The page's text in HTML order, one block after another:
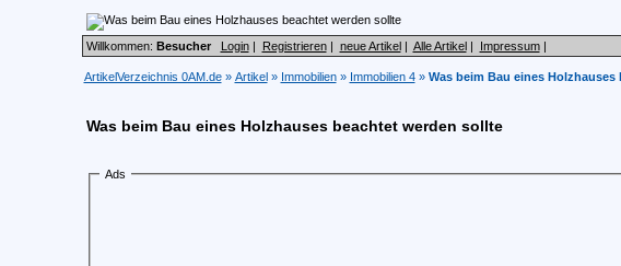
Willkommen: Besucher Login| Registrieren| neue Artikel| Alle Artikel| Impressum|
ArtikelVerzeichnis 0AM.de» Artikel» Immobilien» Immobilien 4» Was beim Bau eines
Was beim Bau eines Holzhauses beachtet werden sollte
Ads